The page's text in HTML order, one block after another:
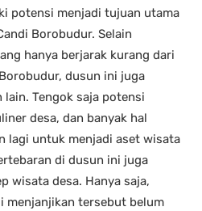
potensi menjadi tujuan utama
Borobudur. Selain
hanya berjarak kurang dari
dusun ini juga
Tengok saja potensi
desa, dan banyak hal
lagi untuk menjadi aset wisata
di dusun ini juga
wisata desa. Hanya saja,
menjanjikan tersebut belum